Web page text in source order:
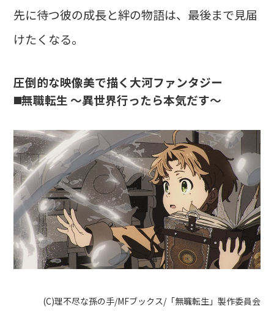
先に待つ彼の成長と絆の物語は、最後まで見届
けたくなる。
圧倒的な映像美で描く大河ファンタジー
◼️無職転生 〜異世界行ったら本気だす〜
(C)理不尽な孫の手/MFブックス/「無職転生」製作委員会